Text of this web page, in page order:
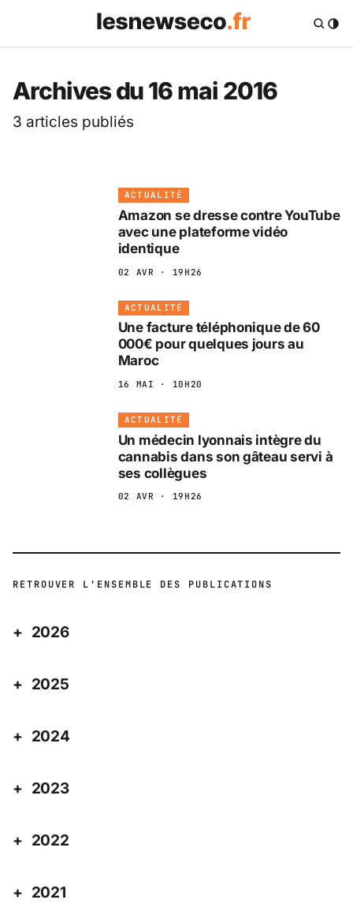
Les News Eco .fr —
Archives du 16 mai 2016
3 articles publiés
ACTUALITÉ
Amazon se dresse contre YouTube
avec une plateforme vidéo
identique
02 AVR · 19H26
ACTUALITÉ
Une facture téléphonique de 60
000€ pour quelques jours au
Maroc
16 MAI · 10H20
ACTUALITÉ
Un médecin lyonnais intègre du
cannabis dans son gâteau servi à
ses collègues
02 AVR · 19H26
RETROUVER L'ENSEMBLE DES PUBLICATIONS
2026
2025
2024
2023
2022
2021